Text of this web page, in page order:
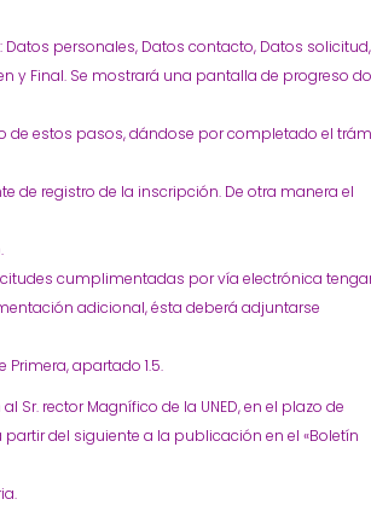
personales, Datos contacto, Datos solicitud,
y Final. Se mostrará una pantalla de progreso
de estos pasos, dándose por completado el
de registro de la inscripción. De otra manera el
cumplimentadas por vía electrónica
adicional, ésta deberá adjuntarse
apartado 1.5.
Sr. rector Magnífico de la UNED, en el plazo de
del siguiente a la publicación en el «Boletín